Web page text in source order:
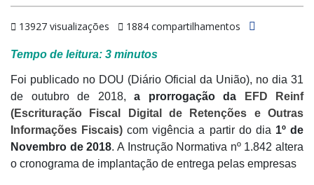
13927 visualizações 1884 compartilhamentos
Tempo de leitura: 3 minutos
Foi publicado no DOU (Diário Oficial da União), no dia 31
de outubro de 2018, a prorrogação da E FD Reinf
(Escrituração Fiscal Digital de Retenções e Outras
Informações Fiscais) com vigência a partir do dia 1ºde
Novembro de 2018. A Instrução Normativa nº 1.842 altera
o cronograma de implantação de entrega pelas empresas